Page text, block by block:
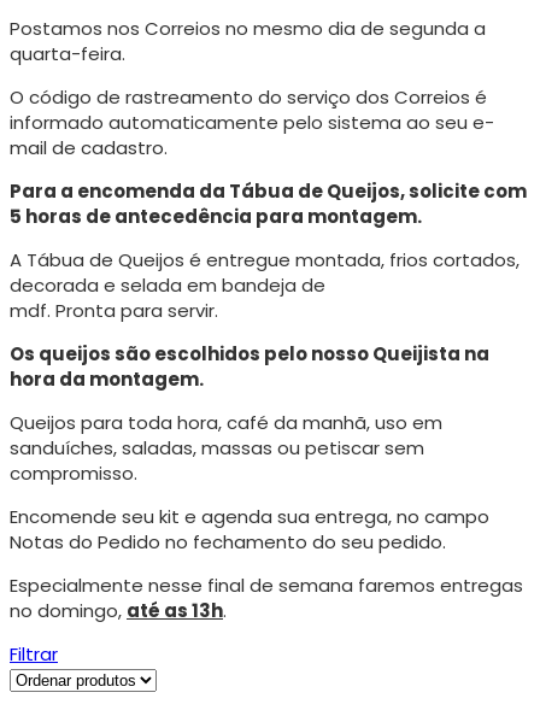
Postamos nos Correios no mesmo dia de segunda a
quarta-feira.
O código de rastreamento do serviço dos Correios é
informado automaticamente pelo sistema ao seu e-
mail de cadastro.
Para a encomenda da Tábua de Queijos, solicite com
5 horas de antecedência para montagem.
A Tábua de Queijos é entregue montada, frios cortados,
decorada e selada em bandeja de
mdf. Pronta para servir.
Os queijos são escolhidos pelo nosso Queijista na
hora da montagem.
Queijos para toda hora, café da manhã, uso em
sanduíches, saladas, massas ou petiscar sem
compromisso.
Encomende seu kit e agenda sua entrega, no campo
Notas do Pedido no fechamento do seu pedido.
Especialmente nesse final de semana faremos entregas
no domingo, até as 13h.
Filtrar